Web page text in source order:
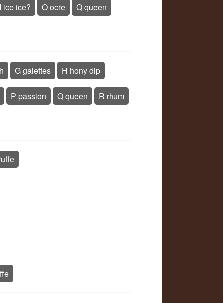
I ice ice? O ocre Q queen
G galettes H hony dip
P passion Q queen R rhum